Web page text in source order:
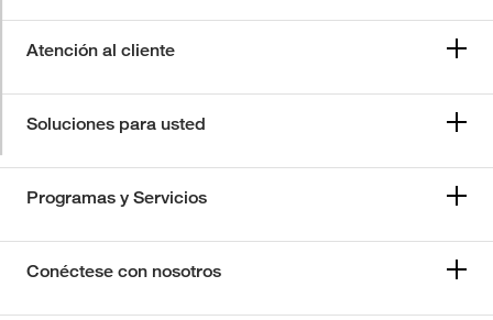
Atención al cliente
Soluciones para usted
Programas y Servicios
Conéctese con nosotros